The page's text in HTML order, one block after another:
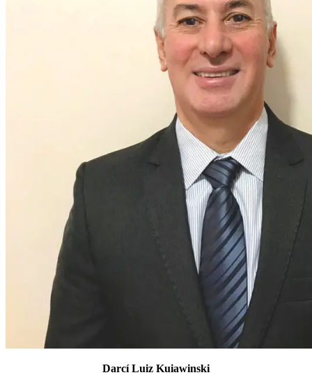
Darcí Luiz Kuiawinski